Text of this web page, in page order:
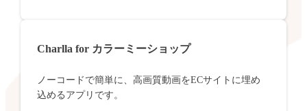
Charlla for カラーミーショップ
ノーコードで簡単に、高画質動画をECサイトに埋め
込めるアプリです。